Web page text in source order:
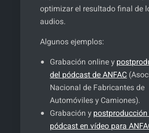
optimizar el resultado final de
audios.
Algunos ejemplos:
Grabación online y
del pódcast de ANFAC
Nacional de Fabricantes de
Automóviles y Camiones).
Grabación y
pódcast en vídeo para